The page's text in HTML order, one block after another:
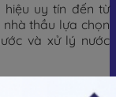
uy tín đến từ
thầu lựa chọn
và xử lý nước